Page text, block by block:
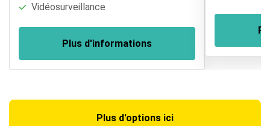
Vidéosurveillance
Plus d'informations
Plus d'options ici